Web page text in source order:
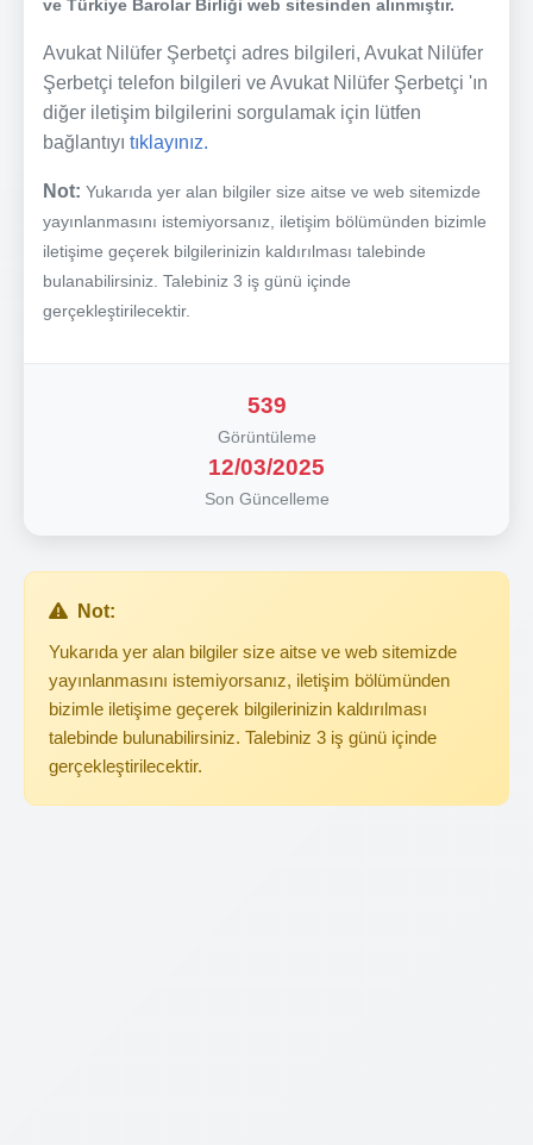
ve Türkiye Barolar Birliği web sitesinden alınmıştır.
Avukat Nilüfer Şerbetçi adres bilgileri, Avukat Nilüfer
Şerbetçi telefon bilgileri ve Avukat Nilüfer Şerbetçi 'ın
diğer iletişim bilgilerini sorgulamak için lütfen
bağlantıyı tıklayınız.
Not: Yukarıda yer alan bilgiler size aitse ve web sitemizde
yayınlanmasını istemiyorsanız, iletişim bölümünden bizimle
iletişime geçerek bilgilerinizin kaldırılması talebinde
bulanabilirsiniz. Talebiniz 3 iş günü içinde
gerçekleştirilecektir.
539
Görüntüleme
12/03/2025
Son Güncelleme
Not:
Yukarıda yer alan bilgiler size aitse ve web sitemizde
yayınlanmasını istemiyorsanız, iletişim bölümünden
bizimle iletişime geçerek bilgilerinizin kaldırılması
talebinde bulunabilirsiniz. Talebiniz 3 iş günü içinde
gerçekleştirilecektir.